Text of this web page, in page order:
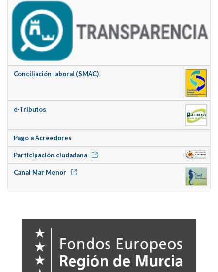
Conciliación laboral (SMAC)
e-Tributos
Pago a Acreedores
Participación ciudadana
Canal Mar Menor